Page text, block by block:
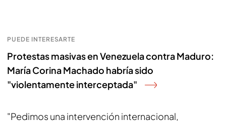
PUEDE INTERESARTE
Protestas masivas en Venezuela contra Maduro:
María Corina Machado habría sido
"violentamente interceptada"
"Pedimos una intervención internacional,